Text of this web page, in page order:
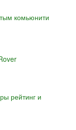
комьюнити
рейтинг и